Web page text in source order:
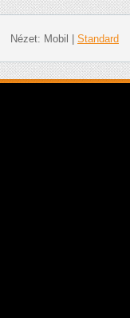
Nézet: Mobil Standard